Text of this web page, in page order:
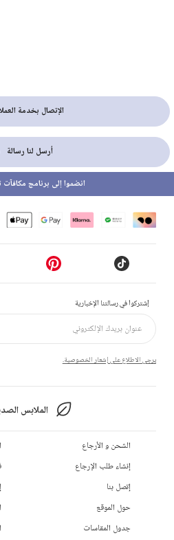
الإتصال بخدمة
أرسل لنا رسالة
إشتركوا في رسالتنا الإخبارية
يرجى الاطلاع على إشعار الخصوصية.
الملابس
انضموا إلى برنامج
الشحن و الأرجاع
إنشاء طلب الإرجاع
إتصل بنا
حول الموقع
جدول المقاسات